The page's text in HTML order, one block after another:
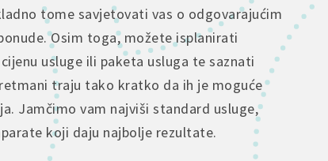
tome savjetovati vas o odgovarajućim
Osim toga, možete isplanirati
usluge ili paketa usluga te saznati
traju tako kratko da ih je moguće
Jamčimo vam najviši standard usluge,
koji daju najbolje rezultate.